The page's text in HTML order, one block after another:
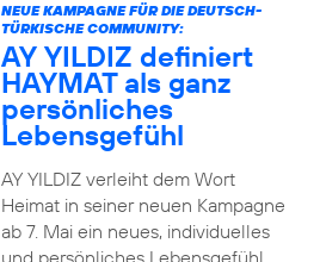
NEUE KAMPAGNE FÜR DIE DEUTSCH-
TÜRKISCHE COMMUNITY:
AY YILDIZ definiert
HAYMAT als ganz
persönliches
Lebensgefühl
AY YILDIZ verleiht dem Wort
Heimat in seiner neuen Kampagne
ab 7. Mai ein neues, individuelles
und persönliches Lebensgefühl.